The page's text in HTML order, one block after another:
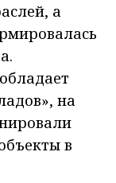
а
на
в